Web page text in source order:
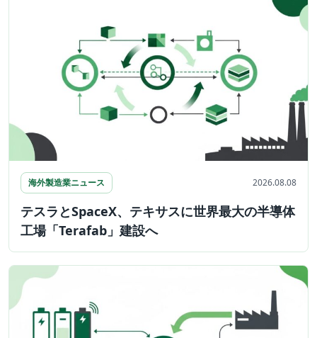
海外製造業ニュース 2026.08.08
テスラとSpaceX、テキサスに世界最大の半導体
工場「Terafab」建設へ